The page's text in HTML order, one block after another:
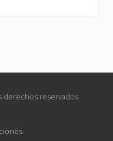
derechos reservados